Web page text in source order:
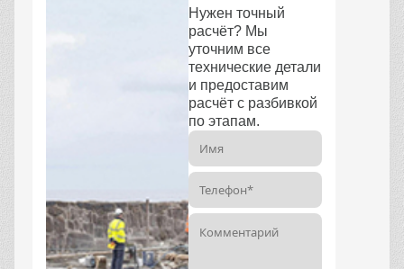
Нужен точный
расчёт? Мы
уточним все
технические детали
и предоставим
расчёт с разбивкой
по этапам.